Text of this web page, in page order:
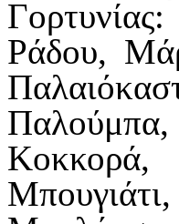
Ράδου,